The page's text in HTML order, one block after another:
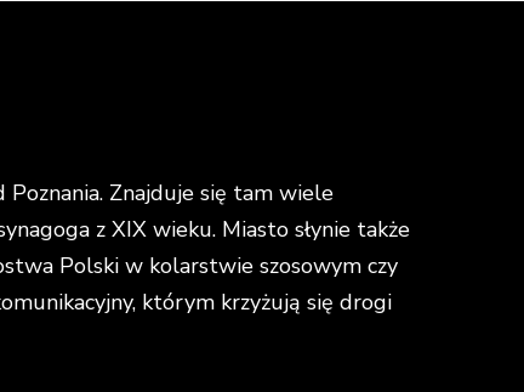
Znajduje się tam wiele
z XIX wieku. Miasto słynie także
Polski w kolarstwie szosowym czy
którym krzyżują się drogi